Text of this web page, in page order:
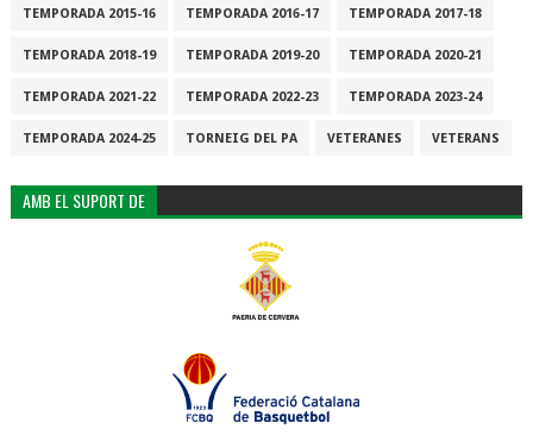
TEMPORADA 2015-16 TEMPORADA 2016-17 TEMPORADA 2017-18
TEMPORADA 2018-19 TEMPORADA 2019-20 TEMPORADA 2020-21
TEMPORADA 2021-22 TEMPORADA 2022-23 TEMPORADA 2023-24
TEMPORADA 2024-25 TORNEIG DEL PA VETERANES VETERANS
AMB EL SUPORT DE